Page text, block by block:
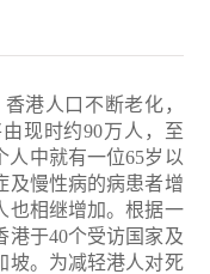
港人口不断老化，
现时约90万人，至
人中就有一位65岁以
及慢性病的病患者增
也相继增加。根据一
港于40个受访国家及
坡。为减轻港人对死